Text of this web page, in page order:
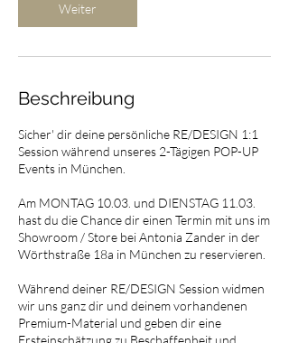
Weiter
Beschreibung
Sicher' dir deine persönliche RE/DESIGN 1:1
Session während unseres 2-Tägigen POP-UP
Events in München.
Am MONTAG 10.03. und DIENSTAG 11.03.
hast du die Chance dir einen Termin mit uns im
Showroom / Store bei Antonia Zander in der
Wörthstraße 18a in München zu reservieren.
Während deiner RE/DESIGN Session widmen
wir uns ganz dir und deinem vorhandenen
Premium-Material und geben dir eine
Ersteinschätzung zu Beschaffenheit und